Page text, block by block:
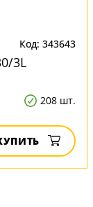
Код: 343643
3L
208 шт.